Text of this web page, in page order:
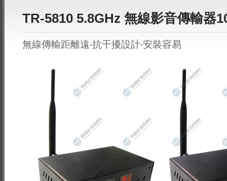
TR-5810 5.8GHz 無線影音傳輸器
無線傳輸距離遠‧抗干擾設計‧安裝容易